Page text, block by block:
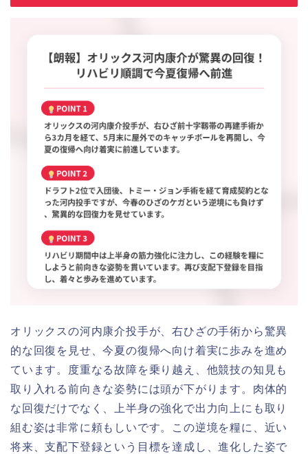
オリックスの河内康介投手が、右ひざの手術から驚異
的な回復を見せ、今夏の復帰へ向け着実に歩みを進め
ています。度重なる故障を乗り越え、他競技の知見も
取り入れる前向きな姿勢には頭が下がります。肉体的
な回復だけでなく、上半身の強化で出力向上にも取り
組む姿は非常に頼もしいです。この逆境を糧に、近い
将来、支配下登録という目標を達成し、進化した姿で